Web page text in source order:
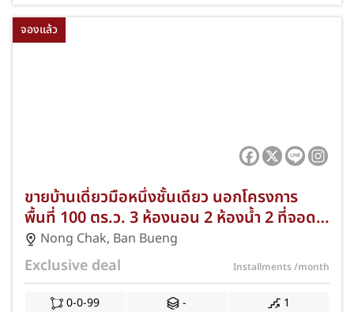
จองแล้ว
ขายบ้านเดี่ยวมือหนึ่งชั้นเดียว นอกโครงการ
พื้นที่ 100 ตร.ว. 3 ห้องนอน 2 ห้องน้ำ 2 ที่จอด
รถ ทำเลหนองชาก บ้านบึง ชลบุรี บ้านพร้อมอยู่
ราคาคุ้มค่า NKA-CEO-362
Nong Chak, Ban Bueng
Exclusive deal Installments/month
0-0-99 -
1